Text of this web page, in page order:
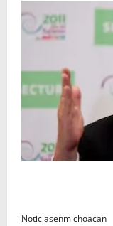
Noticiasenmichoacan